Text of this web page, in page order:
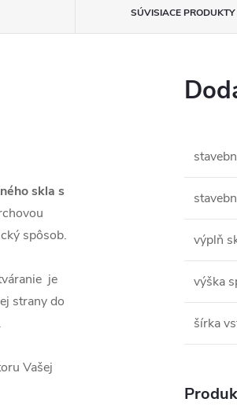
SÚVISIACE PRODUKTY
skla s
spôsob.
je
strany do
Vašej
výplň
výška
šírka